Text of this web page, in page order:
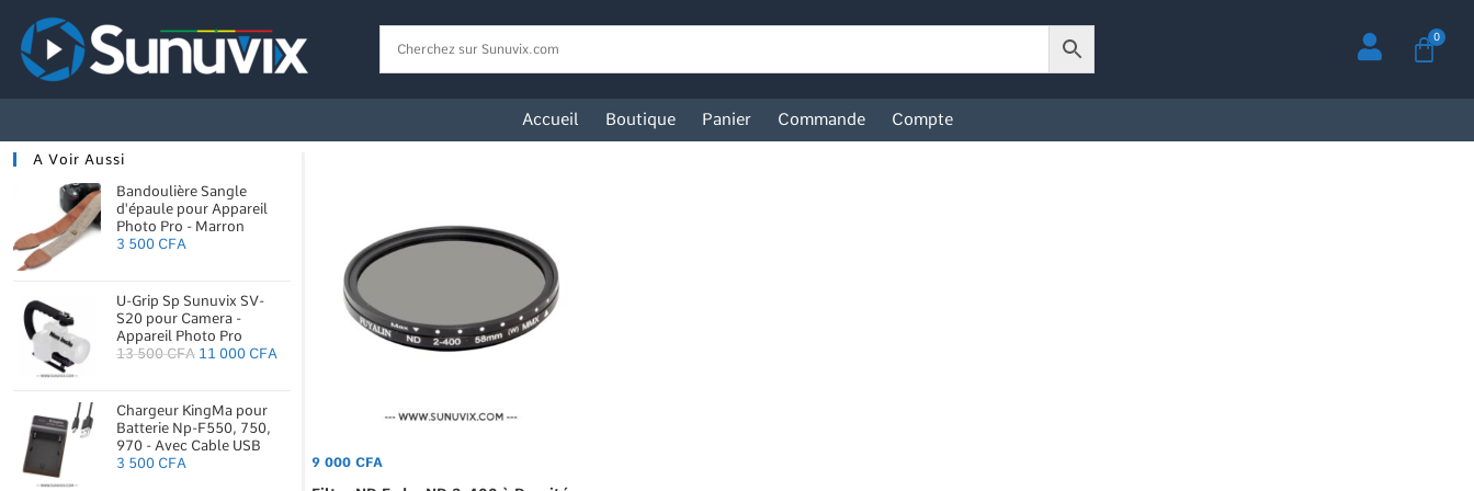
Accueil Boutique Panier Commande Compte
9 000CFA
A Voir Aussi
Bandoulière Sangle
d'épaule pour Appareil
Photo Pro - Marron
3 500 CFA
U-Grip Sp Sunuvix SV-
S20 pour Camera -
Appareil Photo Pro
13 500CFA 11 000 CFA
Chargeur KingMa pour
Batterie Np-F550, 750,
970 - Avec Cable USB
3 500 CFA